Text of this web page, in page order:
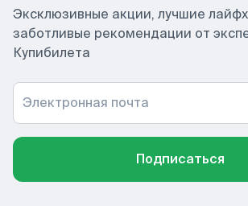
Эксклюзивные акции, лучшие
заботливые рекомендации от
Купибилета
Электронная почта
Подписаться